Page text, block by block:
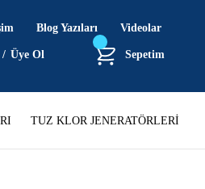
Blog Yazıları Videolar
/ Üye Ol Sepetim
TUZ KLOR JENERATÖRLERİ